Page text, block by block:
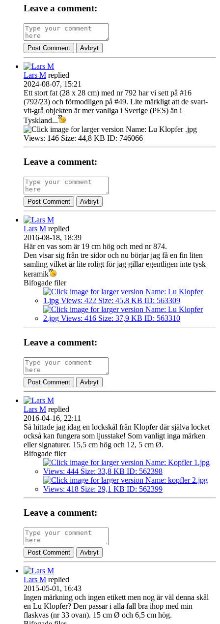
Leave a comment:
Post Comment Avbryt
Lars M replied
2024-08-07, 15:21
Ett stort fat (28 x 28 cm) med nr 792 har vi sett på #16
(792/23) och förmodligen på #49. Lite märkligt att de svart-
vit-grå objekten är mer vanliga i Sverige (PES) än i
Tyskland...
Leave a comment:
Post Comment Avbryt
Lars M replied
2016-08-18, 18:39
Här en vas som är 19 cm hög och med nr 874.
Den visar sig från tre sidor och nu börjar jag få en fin liten
samling vilket är lite roligt för jag gillar egentligen inte tysk
keramik
Bifogade filer
Leave a comment:
Post Comment Avbryt
Lars M replied
2016-04-16, 22:11
Så hittade jag idag en lockskål från Klopfer där själva locket
också kan fungera som ljusstake! Som vanligt inga märken
eller signaturer. 15,5 cm hög och 12, 5 cm Ø.
Bifogade filer
Leave a comment:
Post Comment Avbryt
Lars M replied
2015-05-01, 16:43
Ingen märkning och ingen etikett men nog är väl denna skål
en Lu Klopfer? Den passar i alla fall bra ihop med min
flaskvas (nr 33 ovan). 15 cm Ø och 6,5 cm hög.